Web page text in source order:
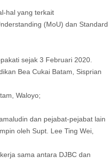
hal yang terkait
(MoU) dan Standard
sejak 3 Februari 2020.
Bea Cukai Batam, Sisprian
Waloyo;
dan pejabat-pejabat lain
oleh Supt. Lee Ting Wei,
sama antara DJBC dan